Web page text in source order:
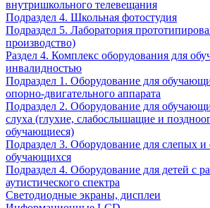
внутришкольного телевещания
Подраздел 4. Школьная фотостудия
Подраздел 5. Лаборатория
производство)
Раздел 4. Комплекс оборудования для
инвалидностью
Подраздел 1. Оборудование для
опорно-двигательного аппарата
Подраздел 2. Оборудование для
слуха (глухие, слабослышащие и
обучающиеся)
Подраздел 3. Оборудование для слепых
обучающихся
Подраздел 4. Оборудование для детей с
аутистического спектра
Светодиодные экраны, дисплеи